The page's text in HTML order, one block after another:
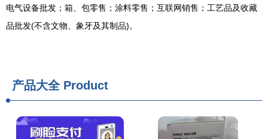
电气设备批发；箱、包零售；涂料零售；互联网销售；工艺品及收藏
品批发(不含文物、象牙及其制品)。
产品大全Product